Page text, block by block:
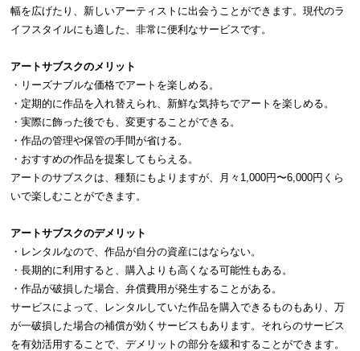
幅を広げたり、新しいアーティストに出会うことができます。現代のラ
イフスタイルにも適した、非常に便利なサービスです。
アートサブスクのメリット
・リーズナブルな価格でアートを楽しめる。
・定期的に作品を入れ替えられ、新鮮な気持ちでアートを楽しめる。
・実際に飾った後でも、変更することができる。
・作品の管理や保管の手間が省ける。
・おすすめの作品を提案してもらえる。
アートのサブスクは、種類にもよりますが、月々1,000円〜6,000円くら
いで楽しむことができます。
アートサブスクのデメリット
・レンタルなので、作品が自分の資産にはならない。
・長期的に利用すると、購入よりも高くなる可能性もある。
・作品が破損した場合、弁償費用が発生することがある。
サービスによって、レンタルしていた作品を購入できるものもあり、万
が一破損した場合の補償が効くサービスもあります。それらのサービス
を有効活用することで、デメリットの部分を緩和することができます。